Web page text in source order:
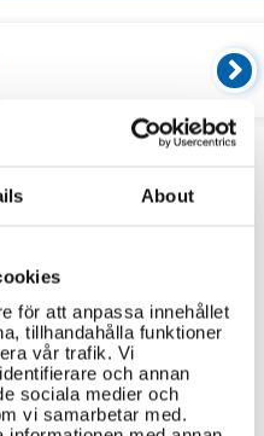
About
för att anpassa innehållet
tillhandahålla funktioner
vår trafik. Vi
och annan
sociala medier och
vi samarbetar med.